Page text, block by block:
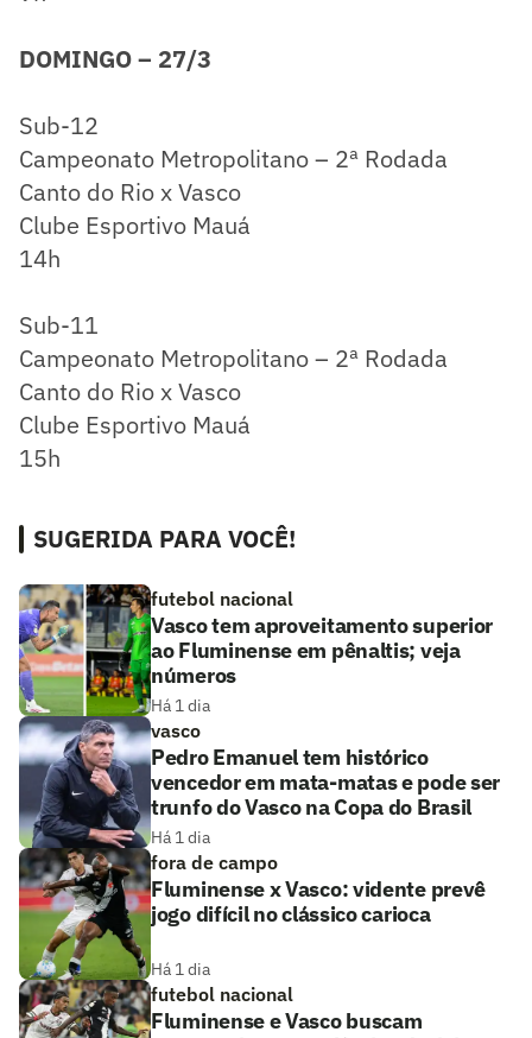
DOMINGO – 27/3
Sub-12
Campeonato Metropolitano – 2ª Rodada
Canto do Rio x Vasco
Clube Esportivo Mauá
14h
Sub-11
Campeonato Metropolitano – 2ª Rodada
Canto do Rio x Vasco
Clube Esportivo Mauá
15h
SUGERIDA PARA VOCÊ!
futebol nacional
Vasco tem aproveitamento superior
ao Fluminense em pênaltis; veja
números
Há 1 dia
vasco
Pedro Emanuel tem histórico
vencedor em mata-matas e pode ser
trunfo do Vasco na Copa do Brasil
Há 1 dia
fora de campo
Fluminense x Vasco: vidente prevê
jogo difícil no clássico carioca
Há 1 dia
futebol nacional
Fluminense e Vasco buscam